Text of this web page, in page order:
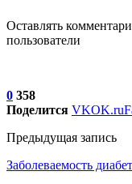
Оставлять
пользователи
0 358
Поделится VKOK.ru
Предыдущая запись
Заболеваемость